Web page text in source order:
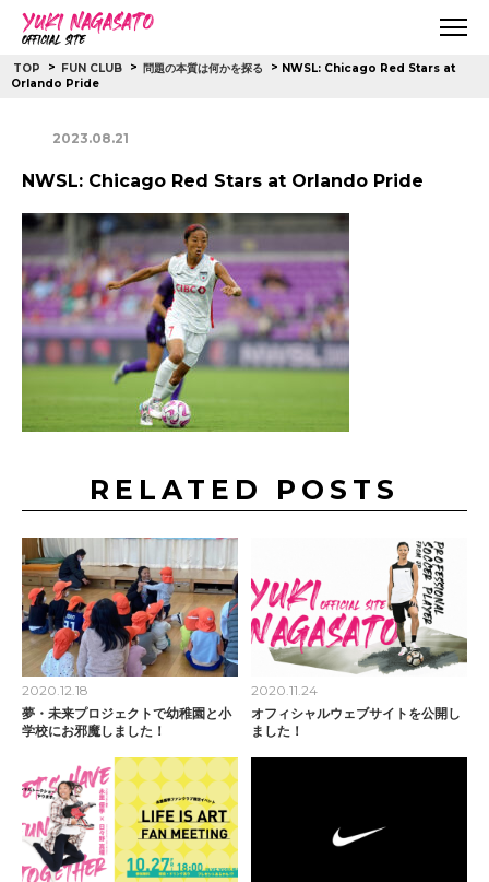
TOP > FUN CLUB > 問題の本質は何かを探る > NWSL: Chicago Red Stars at
Orlando Pride
2023.08.21
NWSL: Chicago Red Stars at Orlando Pride
RELATED POSTS
2020.12.18
夢・未来プロジェクトで幼稚園と小
学校にお邪魔しました！
2020.11.24
オフィシャルウェブサイトを公開し
ました！